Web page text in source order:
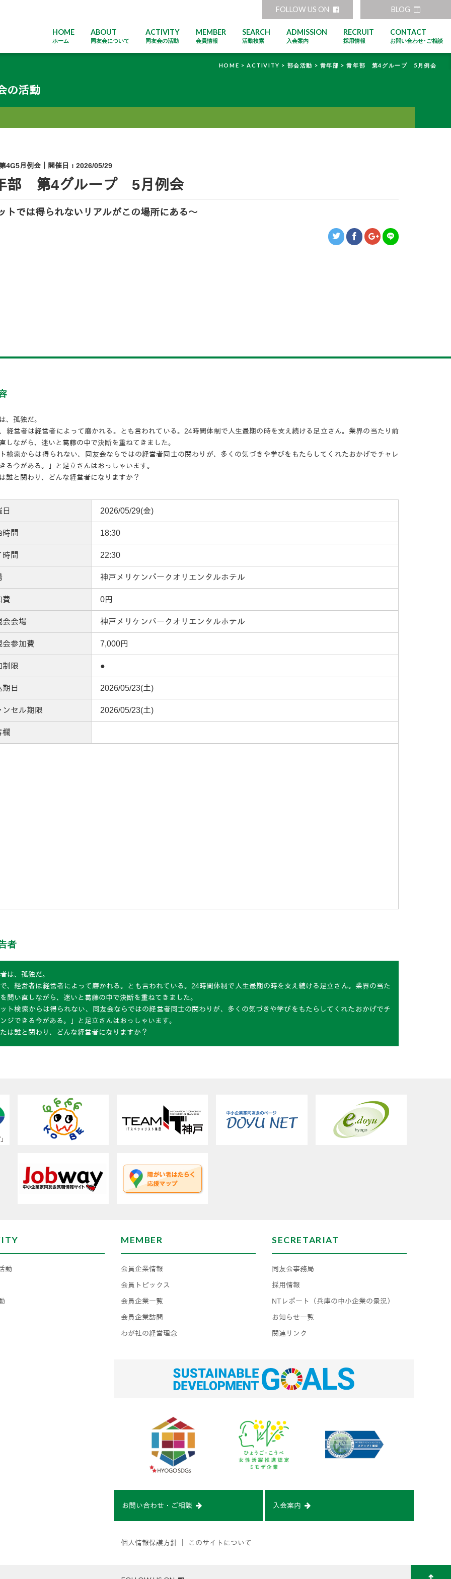
FOLLOW US ON BLOG
HOME
ホーム
ABOUT
同友会について
ACTIVITY
同友会の活動
MEMBER
会員情報
SEARCH
活動検索
ADMISSION
入会案内
RECRUIT
採用情報
CONTACT
お問い合わせ･ご相談
HOME > ACTIVITY > 部会活動 > 青年部 >青年部 第4グループ 5月例会
の活動
4G5月例会 ｜開催日：2026/05/29
部 第4グループ 5月例会
トでは得られないリアルがこの場所にある～
、孤独だ。
経営者は経営者によって磨かれる。とも言われている。24時間体制で人生最期の時を支え続ける足立さん。業界の当たり前
しながら、迷いと葛藤の中で決断を重ねてきました。
ト検索からは得られない、同友会ならではの経営者同士の関わりが、多くの気づきや学びをもたらしてくれたおかげでチャレ
る今がある。」と足立さんはおっしゃいます。
誰と関わり、どんな経営者になりますか？
日 2026/05/29(金)
時間 18:30
時間 22:30
神戸メリケンパークオリエンタルホテル
費 0円
会会場 神戸メリケンパークオリエンタルホテル
会参加費 7,000円
制限 ●
期日 2026/05/23(土)
ンセル期限 2026/05/23(土)
欄
者
は、孤独だ。
、経営者は経営者によって磨かれる。とも言われている。24時間体制で人生最期の時を支え続ける足立さん。業界の当た
問い直しながら、迷いと葛藤の中で決断を重ねてきました。
ット検索からは得られない、同友会ならではの経営者同士の関わりが、多くの気づきや学びをもたらしてくれたおかげでチ
ジできる今がある。」と足立さんはおっしゃいます。
は誰と関わり、どんな経営者になりますか？
動
MEMBER SECRETARIAT
会員企業情報
同友会事務局
会員トピックス
採用情報
会員企業一覧
NTレポート（兵庫の中小企業の景況）
会員企業訪問
お知らせ一覧
わが社の経営理念
関連リンク
お問い合わせ・ご相談 入会案内
個人情報保護方針 このサイトについて